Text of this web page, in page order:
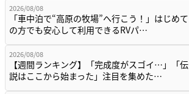
2026/08/08
「車中泊で“高原の牧場”へ行こう！」はじめて
の方でも安心して利用できるRVパ…
2026/08/08
【週間ランキング】「完成度がスゴイ…」「伝
説はここから始まった」注目を集めた…